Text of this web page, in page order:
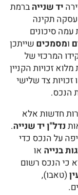
יד שנייהברמת
עסקה תקינה
סיכונים
ומסמכים שייתכן
המרכזי של
זכויות הקניין
צד שלישי
הנכס.
חדשות אלא
נדל"ן יד שנייה.
על הנכס כדי
בנייה או
כי הנכס רשום
(טאבו),